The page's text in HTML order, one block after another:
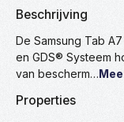
Beschrijving
De Samsung Tab
en GDS® Systeem
van bescherm…
Properties